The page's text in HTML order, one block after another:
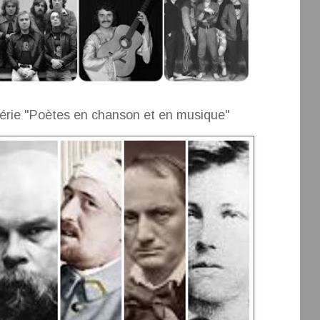
"Poètes en chanson et en musique"